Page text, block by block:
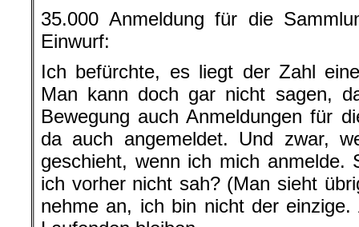
35.000 Anmeldung für die
Einwurf:
Ich befürchte, es liegt der Zahl
Man kann doch gar nicht sagen,
Bewegung auch Anmeldungen für
da auch angemeldet. Und zwar,
geschieht, wenn ich mich anmelde.
ich vorher nicht sah? (Man sieht
nehme an, ich bin nicht der